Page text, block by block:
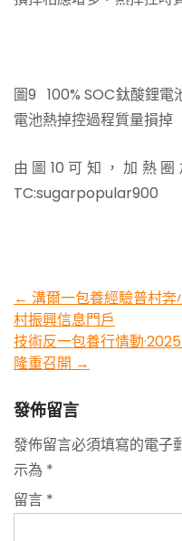
圖9 100% SOC鈦酸鋰電
電池熱掉控過程質量損掉
由圖10可知，加熱
TC:sugarpopular900
Post
navigation
← 溝爾一包養經驗普村
村振興信息門戶
技術反一包養行情動
隆重召開 →
發佈留言
發佈留言必須填寫的電子
示為 *
留言 *